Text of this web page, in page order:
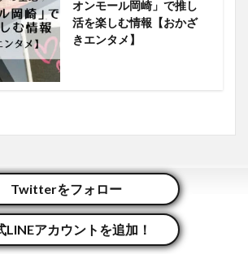
Twitterをフォロー
LINEアカウントを追加！
オンモール岡崎」で推し
活を楽しむ情報【おかざ
きエンタメ】
の最新記事8件